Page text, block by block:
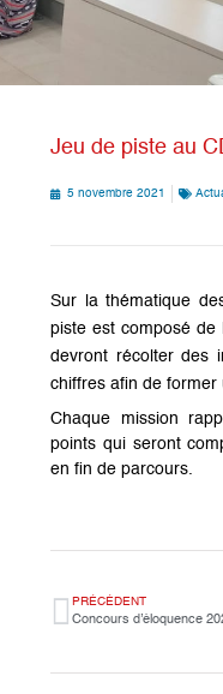
Jeu de piste au
5 novembre 2021
Sur la thématique
piste est composé de
devront récolter des
chiffres afin de former
Chaque mission
points qui seront
en fin de parcours.
PRÉCÉDENT